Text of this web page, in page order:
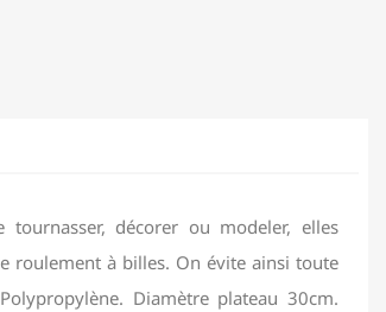
décorer ou modeler, elles
roulement à billes. On évite ainsi toute
Diamètre plateau 30cm.